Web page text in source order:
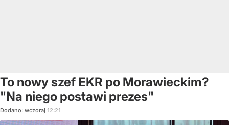
To nowy szef EKR po Morawieckim?
"Na niego postawi prezes"
Dodano: wczoraj 12:21